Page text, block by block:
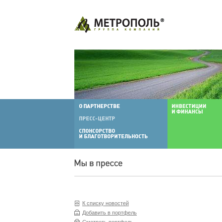
К списку новостей
Добавить в портфель